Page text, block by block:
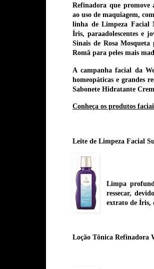
Refinadora que promove
ao uso de maquiagem,
linha de Limpeza Facial
Íris, paraadolescentes e
Sinais de Rosa Mosqueta
Romã para peles mais
A campanha facial da
homeopáticas e grandes
Sabonete Hidratante
Conheça os produtos
Leite de Limpeza Facial
Limpa
ressecar,
extrato de Íris,
Loção Tônica Refinadora